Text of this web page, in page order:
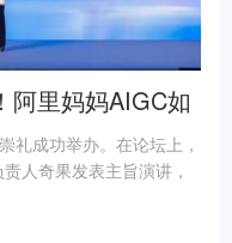
阿里妈妈AIGC如
礼成功举办。在论坛上，
人奇果发表主旨演讲，
场景的深刻理解与前瞻